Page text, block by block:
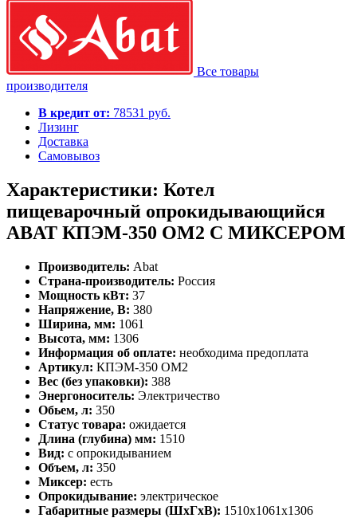
Все товары
производителя
В кредит от: 78531 руб.
Лизинг
Доставка
Самовывоз
Характеристики: Котел
пищеварочный опрокидывающийся
ABAT КПЭМ-350 ОМ2 С МИКСЕРОМ
Производитель: Abat
Страна-производитель: Россия
Мощность кВт: 37
Напряжение, В: 380
Ширина, мм: 1061
Высота, мм: 1306
Информация об оплате: необходима предоплата
Артикул: КПЭМ-350 ОМ2
Вес (без упаковки): 388
Энергоноситель: Электричество
Обьем, л: 350
Статус товара: ожидается
Длина (глубина) мм: 1510
Вид: с опрокидыванием
Объем, л: 350
Миксер: есть
Опрокидывание: электрическое
Габаритные размеры (ШхГхВ): 1510х1061х1306